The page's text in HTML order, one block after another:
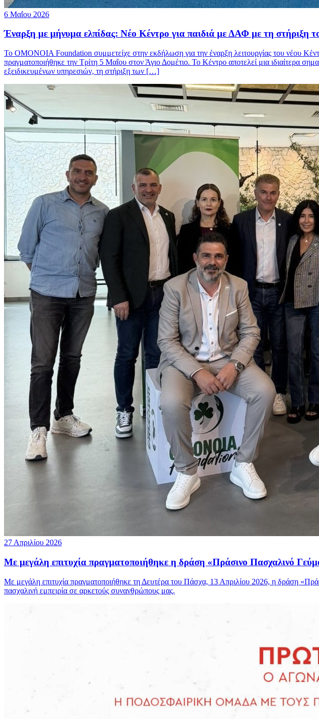
6 Μαΐου 2026
Έναρξη με μήνυμα ελπίδας: Νέο Κέντρο για παιδιά με ΔΑΦ με τη
Το OMONOIA Foundation συμμετείχε στην εκδήλωση για την έναρξη λειτουργίας του νέου
πραγματοποιήθηκε την Τρίτη 5 Μαΐου στον Άγιο Δομέτιο. Το Κέντρο αποτελεί μια ιδιαίτερα
εξειδικευμένων υπηρεσιών, τη στήριξη των […]
27 Απριλίου 2026
Με μεγάλη επιτυχία πραγματοποιήθηκε η δράση «Πράσινο Πασχαλινό
Με μεγάλη επιτυχία πραγματοποιήθηκε τη Δευτέρα του Πάσχα, 13 Απριλίου 2026, η δράση
πασχαλινή εμπειρία σε αρκετούς συνανθρώπους μας.